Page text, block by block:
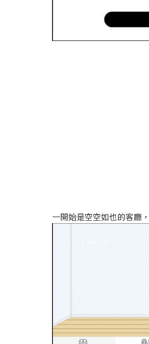
一開始是空空如也的客廳